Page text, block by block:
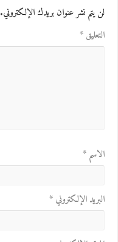
لن يتم نشر عنوان بريدك الإلكتروني.
التعليق*
الاسم*
البريد الإلكتروني*